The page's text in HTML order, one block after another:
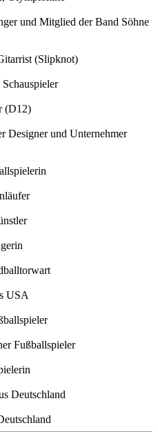
und Mitglied der Band Söhne
(Slipknot)
(D12)
Designer und Unternehmer
USA
Fußballspieler
Deutschland